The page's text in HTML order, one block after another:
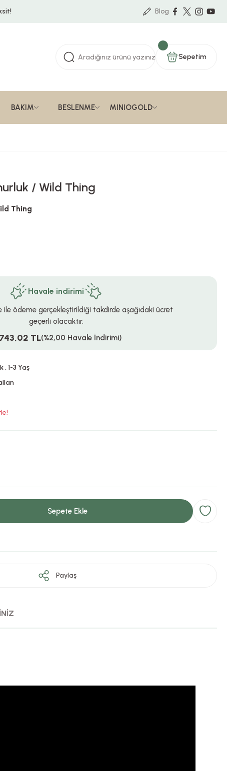
Blog
Sepetim
BAKIM BESLENME MINIOGOLD
/ Wild Thing
Thing
Havale indirimi
ile ödeme gerçekleştirildiği takdirde aşağıdaki ücret
geçerli olacaktır.
TL(%2,00 Havale İndirimi)
,1-3 Yaş
Sepete Ekle
Paylaş